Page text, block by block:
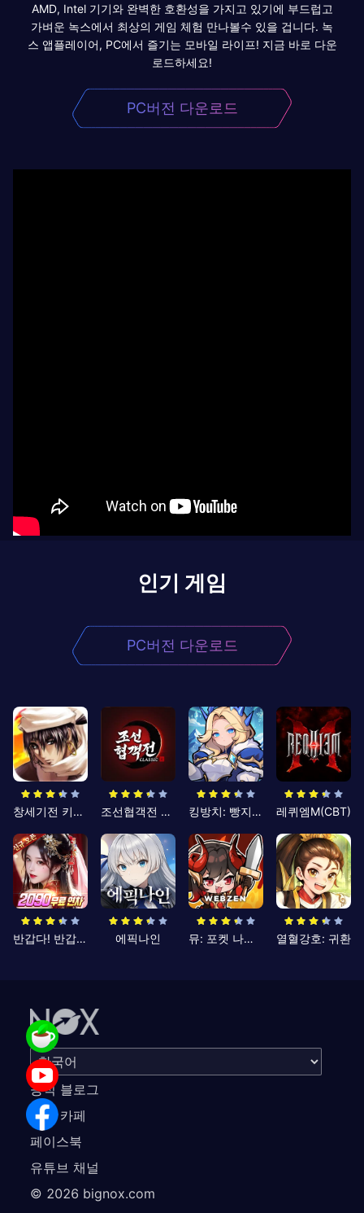
AMD, Intel 기기와 완벽한 호환성을 가지고 있기에 부드럽고
가벼운 녹스에서 최상의 게임 체험 만나볼수 있을 겁니다. 녹
스 앱플레이어, PC에서 즐기는 모바일 라이프! 지금 바로 다운
로드하세요!
PC버전 다운로드
인기 게임
PC버전 다운로드
창세기전 키우기 조선협객전 클래식 킹방치: 빵지의 제왕 레퀴엠M(CBT)
반갑다! 반갑삼국지 에픽나인 뮤: 포켓 나이츠 열혈강호: 귀환
공식 블로그
공식 카페
페이스북
유튜브 채널
© 2026 bignox.com